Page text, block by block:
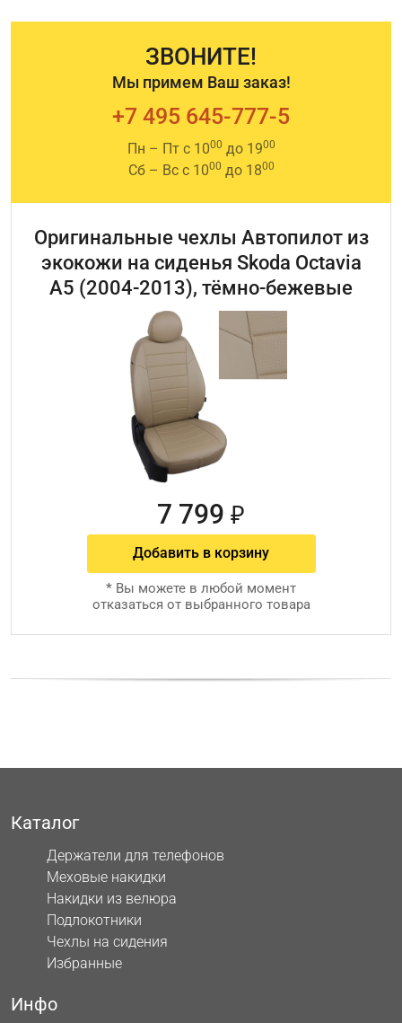
ЗВОНИТЕ!
Мы примем Ваш заказ!
+7 495 645-777-5
Пн – Пт с 1000 до 1900
Сб – Вс с 1000 до 1800
Оригинальные чехлы Автопилот из
экокожи на сиденья Skoda Octavia
A5 (2004-2013), тёмно-бежевые
7 799 ₽
Добавить в корзину
* Вы можете в любой момент
отказаться от выбранного товара
Каталог
Держатели для телефонов
Меховые накидки
Накидки из велюра
Подлокотники
Чехлы на сидения
Избранные
Инфо